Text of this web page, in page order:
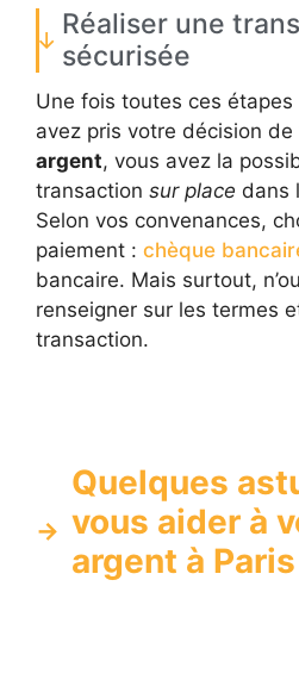
Réaliser une
sécurisée
Une fois toutes ces
avez pris votre décision
argent, vous avez la
transaction sur place dans
Selon vos convenances,
paiement : chèque
bancaire. Mais surtout,
renseigner sur les termes
transaction.
Quelques
vous aider à
argent à Paris